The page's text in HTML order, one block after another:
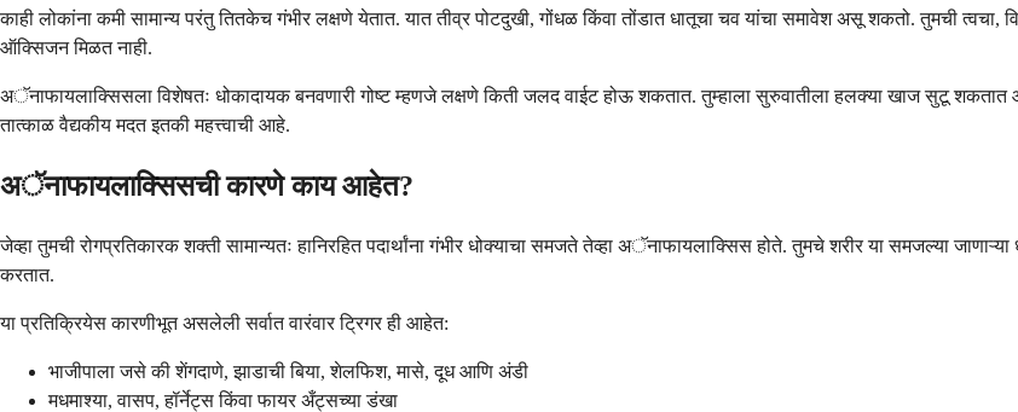
काही लोकांना कमी सामान्य परंतु तितकेच गंभीर लक्षणे येतात. यात तीव्र पोटदुखी, गोंधळ किंवा तोंडात धातूचा चव यांचा समावेश असू शकतो. तुमची
ऑक्सिजन मिळत नाही.
अॅनाफायलाक्सिसला विशेषतः धोकादायक बनवणारी गोष्ट म्हणजे लक्षणे किती जलद वाईट होऊ शकतात. तुम्हाला सुरुवातीला हलक्या खाज सुटू शकतात
तात्काळ वैद्यकीय मदत इतकी महत्त्वाची आहे.
अॅनाफायलाक्सिसची कारणे काय आहेत?
जेव्हा तुमची रोगप्रतिकारक शक्ती सामान्यतः हानिरहित पदार्थांना गंभीर धोक्याचा समजते तेव्हा अॅनाफायलाक्सिस होते. तुमचे शरीर या समजल्या
करतात.
या प्रतिक्रियेस कारणीभूत असलेली सर्वात वारंवार ट्रिगर ही आहेत:
भाजीपाला जसे की शेंगदाणे, झाडाची बिया, शेलफिश, मासे, दूध आणि अंडी
मधमाश्या, वासप, हॉर्नेट्स किंवा फायर अँट्सच्या डंखा